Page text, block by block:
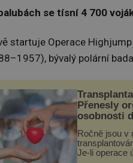
se tísní 4 700
startuje Operace
bývalý polární
Přenesly
osobnosti
Ročně jsou v
Je-li operace